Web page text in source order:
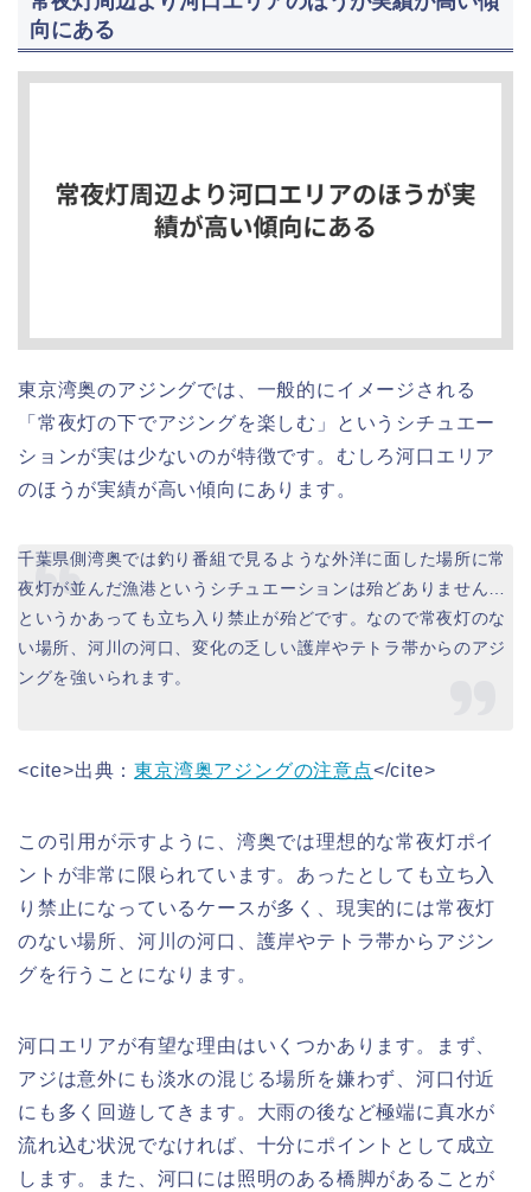
向にある
東京湾奥のアジングでは、一般的にイメージされる
「常夜灯の下でアジングを楽しむ」というシチュエー
ションが実は少ないのが特徴です。むしろ河口エリア
のほうが実績が高い傾向にあります。
千葉県側湾奥では釣り番組で見るような外洋に面した場所に常
夜灯が並んだ漁港というシチュエーションは殆どありません…
というかあっても立ち入り禁止が殆どです。なので常夜灯のな
い場所、河川の河口、変化の乏しい護岸やテトラ帯からのアジ
ングを強いられます。
<cite>出典：東京湾奥アジングの注意点</cite>
この引用が示すように、湾奥では理想的な常夜灯ポイ
ントが非常に限られています。あったとしても立ち入
り禁止になっているケースが多く、現実的には常夜灯
のない場所、河川の河口、護岸やテトラ帯からアジン
グを行うことになります。
河口エリアが有望な理由はいくつかあります。まず、
アジは意外にも淡水の混じる場所を嫌わず、河口付近
にも多く回遊してきます。大雨の後など極端に真水が
流れ込む状況でなければ、十分にポイントとして成立
します。また、河口には照明のある橋脚があることが